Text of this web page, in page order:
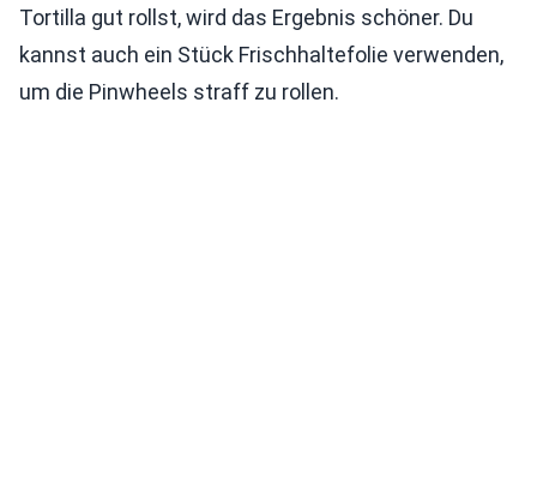
Tortilla gut rollst, wird das Ergebnis schöner. Du
kannst auch ein Stück Frischhaltefolie verwenden,
um die Pinwheels straff zu rollen.